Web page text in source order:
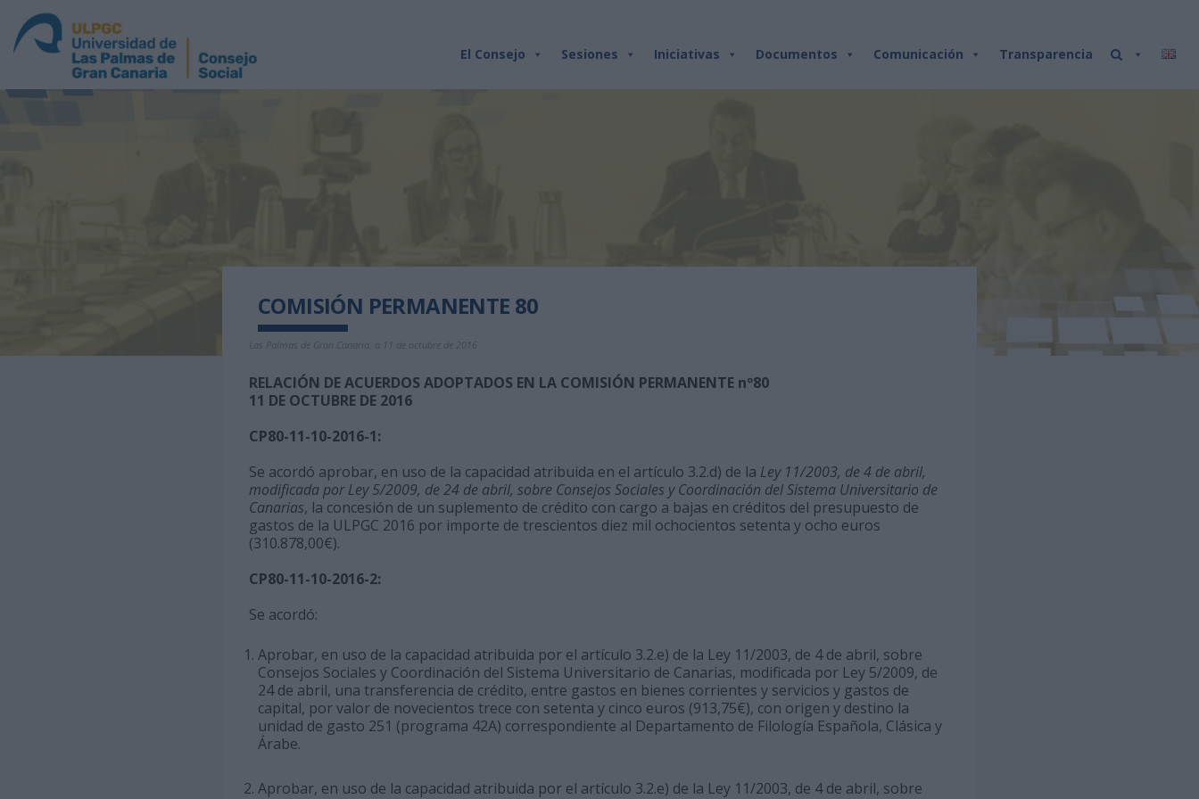
El Consejo Sesiones Iniciativas Documentos Comunicación Transparencia
COMISIÓN PERMANENTE 80
Las Palmas de Gran Canaria, a 11 de octubre de 2016
RELACIÓN DE ACUERDOS ADOPTADOS EN LA COMISIÓN PERMANENTE nº80
11 DE OCTUBRE DE 2016
CP80-11-10-2016-1:
Se acordó aprobar, en uso de la capacidad atribuida en el artículo 3.2.d) de la Ley 11/2003, de 4 de abril,
modificada por Ley 5/2009, de 24 de abril, sobre Consejos Sociales y Coordinación del Sistema Universitario de
Canarias, la concesión de un suplemento de crédito con cargo a bajas en créditos del presupuesto de
gastos de la ULPGC 2016 por importe de trescientos diez mil ochocientos setenta y ocho euros
(310.878,00€).
CP80-11-10-2016-2:
Se acordó:
Aprobar, en uso de la capacidad atribuida por el artículo 3.2.e) de la Ley 11/2003, de 4 de abril, sobre
Consejos Sociales y Coordinación del Sistema Universitario de Canarias, modificada por Ley 5/2009, de
24 de abril, una transferencia de crédito, entre gastos en bienes corrientes y servicios y gastos de
capital, por valor de novecientos trece con setenta y cinco euros (913,75€), con origen y destino la
unidad de gasto 251 (programa 42A) correspondiente al Departamento de Filología Española, Clásica y
Árabe.
Aprobar, en uso de la capacidad atribuida por el artículo 3.2.e) de la Ley 11/2003, de 4 de abril, sobre